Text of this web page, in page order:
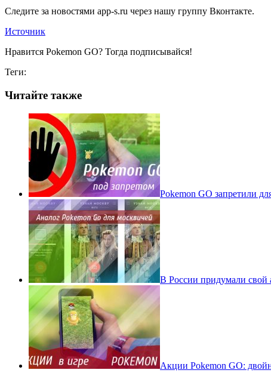
Следите за новостями app-s.ru через нашу группу Вконтакте.
Источник
Нравится Pokemon GO? Тогда подписывайся!
Теги:
Читайте также
Pokеmon GO запретили
В России придумали свой
Акции Pokemon GO: